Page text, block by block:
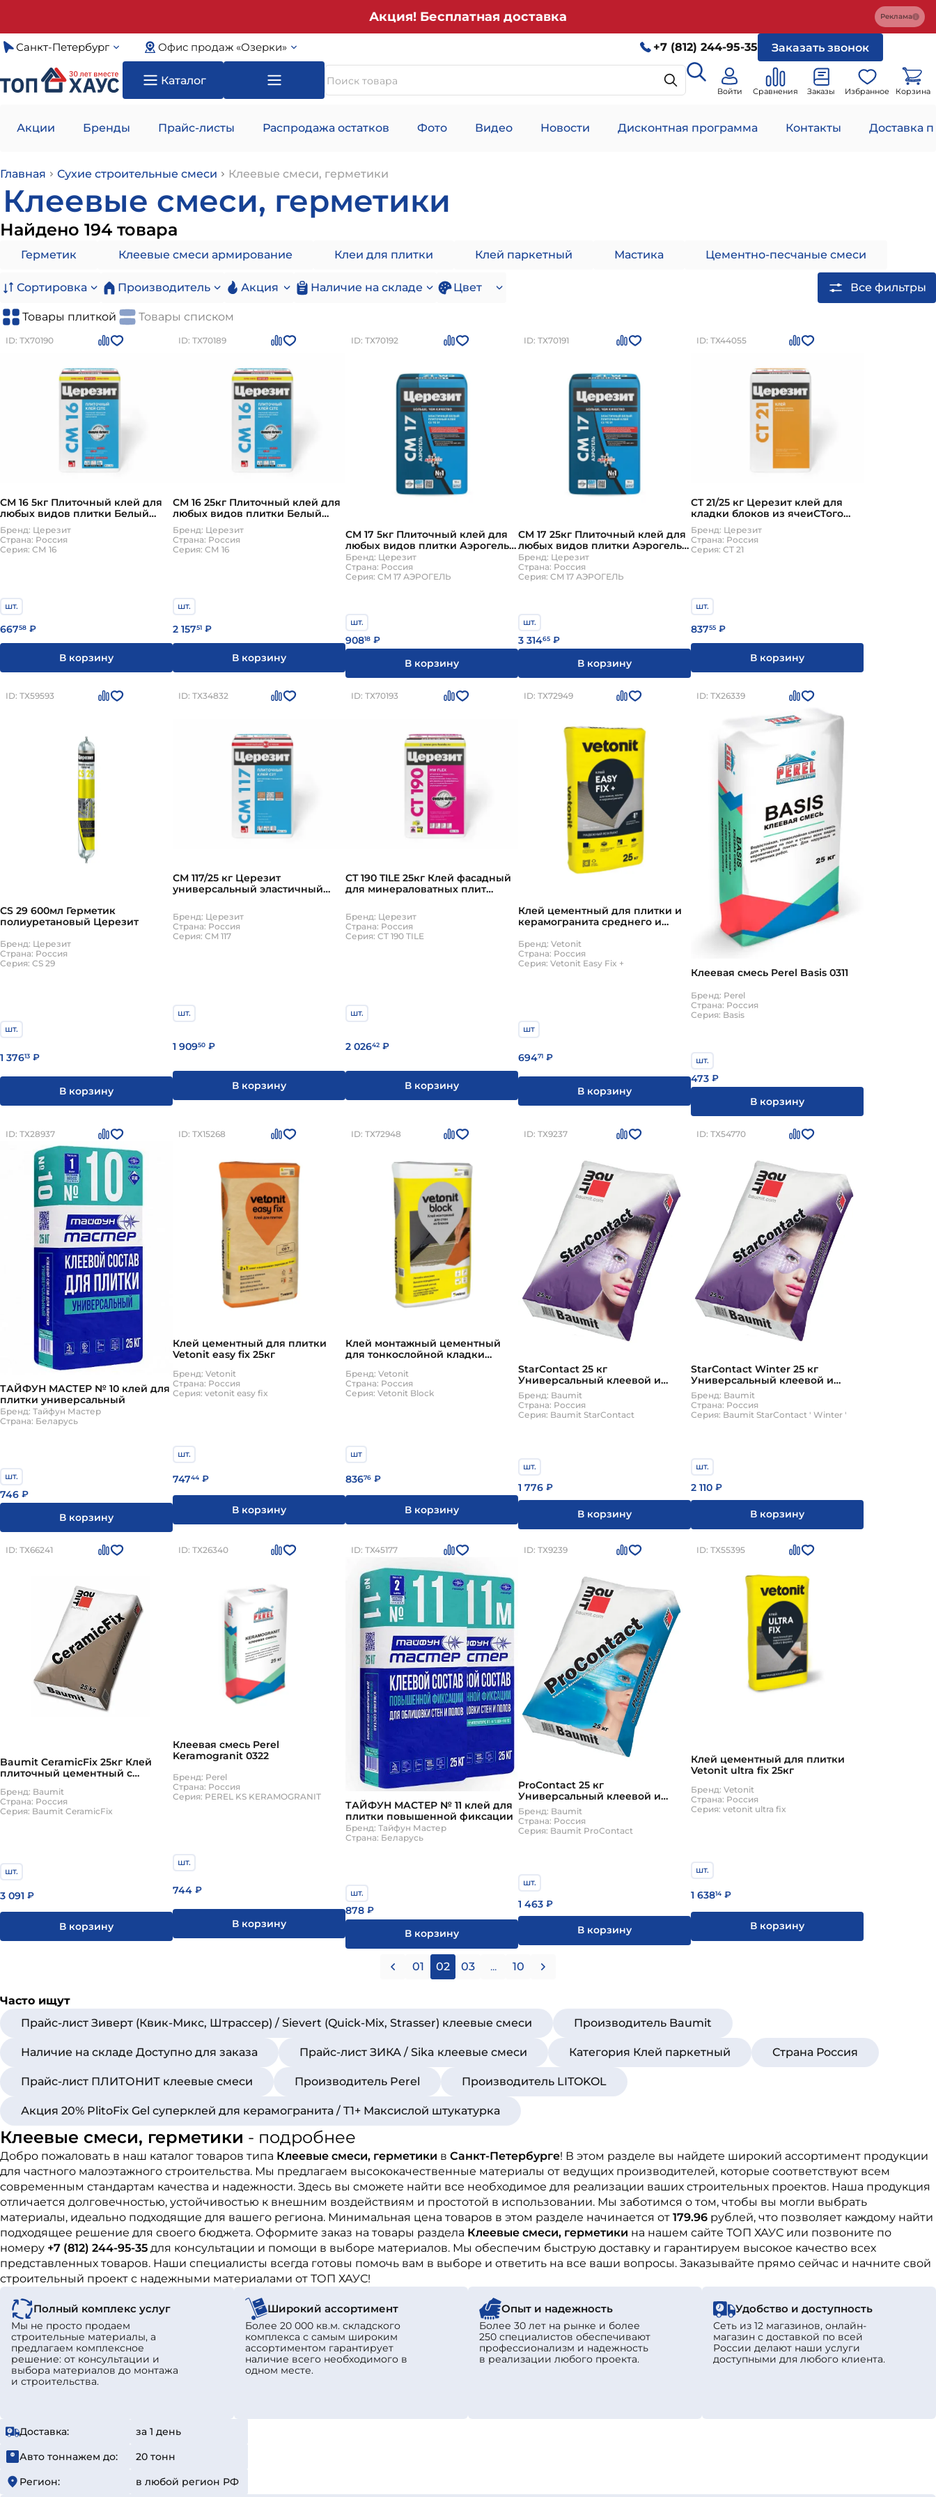
Акция! Бесплатная доставка Реклама
Санкт-Петербург Офис продаж «Озерки» +7 (812) 244-95-35 Заказать звонок
Каталог
Войти Сравнения Заказы Избранное Корзина
Акции Бренды Прайс-листы Распродажа остатков Фото Видео Новости Дисконтная программа Контакты Доставка
Главная Сухие строительные смеси Клеевые смеси, герметики
Клеевые смеси, герметики
Найдено 194 товара
Герметик Клеевые смеси армирование Клеи для плитки Клей паркетный Мастика Цементно-песчаные смеси
Сортировка Производитель Акция Наличие на складе Цвет Все фильтры
Товары плиткой Товары списком
ID: ТХ70190
СМ 16 5кг Плиточный клей для
любых видов плитки Белый
Церезит
Бренд: Церезит
Страна: Россия
Серия: СМ 16
шт.
66758 ₽
В корзину
ID: ТХ70189
СМ 16 25кг Плиточный клей для
любых видов плитки Белый
Церезит
Бренд: Церезит
Страна: Россия
Серия: СМ 16
шт.
2 15751 ₽
В корзину
ID: ТХ70192
CM 17 5кг Плиточный клей для
любых видов плитки Аэрогель
Белый Церезит
Бренд: Церезит
Страна: Россия
Серия: CM 17 АЭРОГЕЛЬ
шт.
90818 ₽
В корзину
ID: ТХ70191
CM 17 25кг Плиточный клей для
любых видов плитки Аэрогель
Белый Церезит
Бренд: Церезит
Страна: Россия
Серия: CM 17 АЭРОГЕЛЬ
шт.
3 31465 ₽
В корзину
ID: ТХ44055
CT 21/25 кг Церезит клей для
кладки блоков из ячеиCTого
бетона
Бренд: Церезит
Страна: Россия
Серия: CT 21
шт.
83755 ₽
В корзину
ID: ТХ59593
СS 29 600мл Герметик
полиуретановый Церезит
Бренд: Церезит
Страна: Россия
Серия: СS 29
шт.
1 37613 ₽
В корзину
ID: ТХ34832
СМ 117/25 кг Церезит
универсальный эластичный
Бренд: Церезит
Страна: Россия
Серия: CM 117
шт.
1 90950 ₽
В корзину
ID: ТХ70193
CT 190 TILE 25кг Клей фасадный
для минераловатных плит
Бренд: Церезит
Страна: Россия
Серия: CT 190 TILE
шт.
2 02642 ₽
В корзину
ID: ТХ72949
Клей цементный для плитки и
керамогранита среднего и
easy fix+ 25кг
Бренд: Vetonit
Страна: Россия
Серия: Vetonit Easy Fix +
шт
69471 ₽
В корзину
ID: ТХ26339
Клеевая смесь Perel Basis 0311
Бренд: Perel
Страна: Россия
Серия: Basis
шт.
473 ₽
В корзину
ID: ТХ28937
ТАЙФУН МАСТЕР № 10 клей для
плитки универсальный
Бренд: Тайфун Мастер
Страна: Беларусь
шт.
746 ₽
В корзину
ID: ТХ15268
Клей цементный для плитки
Vetonit easy fix 25кг
Бренд: Vetonit
Страна: Россия
Серия: vetonit easy fix
шт.
74744 ₽
В корзину
ID: ТХ72948
Клей монтажный цементный
для тонкослойной кладки
Vetonit block 25кг
Бренд: Vetonit
Страна: Россия
Серия: Vetonit Block
шт
83676 ₽
В корзину
ID: ТХ9237
StarContact 25 кг
Универсальный клеевой и
базовый штукатурный состав
Baumit
Бренд: Baumit
Страна: Россия
Серия: Baumit StarContact
шт.
1 776 ₽
В корзину
ID: ТХ54770
StarContact Winter 25 кг
Универсальный клеевой и
базовый штукатурный состав
Baumit
Бренд: Baumit
Страна: Россия
Серия: Baumit StarContact ' Winter '
шт.
2 110 ₽
В корзину
ID: ТХ66241
Baumit CeramicFix 25кг Клей
плиточный цементный с
серый
Бренд: Baumit
Страна: Россия
Серия: Baumit CeramicFix
шт.
3 091 ₽
В корзину
ID: ТХ26340
Клеевая смесь Perel
Keramogranit 0322
Бренд: Perel
Страна: Россия
Серия: PEREL KS KERAMOGRANIT
шт.
744 ₽
В корзину
ID: ТХ45177
ТАЙФУН МАСТЕР № 11 клей для
плитки повышенной фиксации
Бренд: Тайфун Мастер
Страна: Беларусь
шт.
878 ₽
В корзину
ID: ТХ9239
ProContact 25 кг
Универсальный клеевой и
базовый штукатурный состав
Baumit
Бренд: Baumit
Страна: Россия
Серия: Baumit ProContact
шт.
1 463 ₽
В корзину
ID: ТХ55395
Клей цементный для плитки
Vetonit ultra fix 25кг
Бренд: Vetonit
Страна: Россия
Серия: vetonit ultra fix
шт.
1 63814 ₽
В корзину
01 02 03 ... 10
Часто ищут
Прайс-лист Зиверт (Квик-Микс, Штрассер) / Sievert (Quick-Mix, Strasser) клеевые смеси
Производитель Baumit
Наличие на складе Доступно для заказа Прайс-лист ЗИКА / Sika клеевые смеси Категория Клей паркетный Страна Россия
Прайс-лист ПЛИТОНИТ клеевые смеси Производитель Perel Производитель LITOKOL
Акция 20% PlitoFix Gel суперклей для керамогранита / T1+ Максислой штукатурка
Клеевые смеси, герметики - подробнее
Добро пожаловать в наш каталог товаров типа Клеевые смеси, герметики в Санкт-Петербурге! В этом разделе вы найдете широкий ассортимент продукции
для частного малоэтажного строительства. Мы предлагаем высококачественные материалы от ведущих производителей, которые соответствуют всем
современным стандартам качества и надежности. Здесь вы сможете найти все необходимое для реализации ваших строительных проектов. Наша продукция
отличается долговечностью, устойчивостью к внешним воздействиям и простотой в использовании. Мы заботимся о том, чтобы вы могли выбрать
материалы, идеально подходящие для вашего региона. Минимальная цена товаров в этом разделе начинается от 179.96 рублей, что позволяет каждому найти
подходящее решение для своего бюджета. Оформите заказ на товары раздела Клеевые смеси, герметики на нашем сайте ТОП ХАУС или позвоните по
номеру +7 (812) 244-95-35 для консультации и помощи в выборе материалов. Мы обеспечим быструю доставку и гарантируем высокое качество всех
представленных товаров. Наши специалисты всегда готовы помочь вам в выборе и ответить на все ваши вопросы. Заказывайте прямо сейчас и начните свой
строительный проект с надежными материалами от ТОП ХАУС!
Полный комплекс услуг
Мы не просто продаем
строительные материалы, а
предлагаем комплексное
решение: от консультации и
выбора материалов до монтажа
и строительства.
Широкий ассортимент
Более 20 000 кв.м. складского
комплекса с самым широким
ассортиментом гарантирует
наличие всего необходимого в
одном месте.
Опыт и надежность
Более 30 лет на рынке и более
250 специалистов обеспечивают
профессионализм и надежность
в реализации любого проекта.
Удобство и доступность
Сеть из 12 магазинов, онлайн-
магазин с доставкой по всей
России делают наши услуги
доступными для любого клиента.
Доставка:
за 1 день
Авто тоннажем до:
20 тонн
Регион:
в любой регион РФ